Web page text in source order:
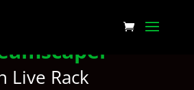
Live Rack